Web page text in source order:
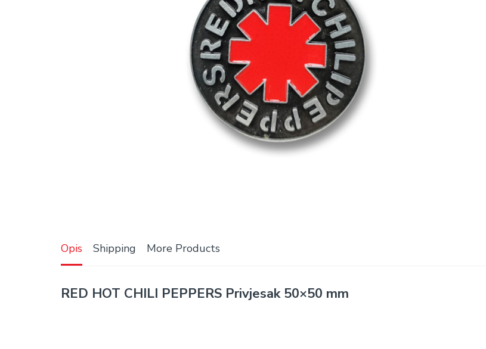
Opis Shipping More Products
RED HOT CHILI PEPPERS Privjesak 50×50 mm